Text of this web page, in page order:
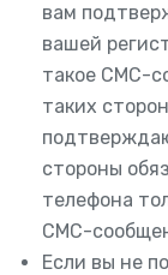
вам
вашей
такое СМС-
таких
стороны
телефона
СМС-
Если вы не